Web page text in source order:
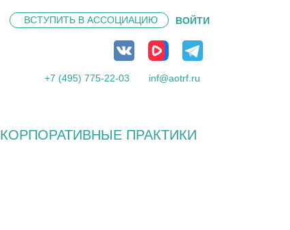
ВСТУПИТЬ В АССОЦИАЦИЮ ВОЙТИ
+7 (495) 775-22-03 inf@aotrf.ru
КОРПОРАТИВНЫЕ ПРАКТИКИ